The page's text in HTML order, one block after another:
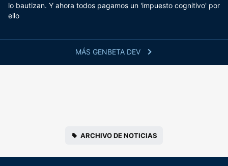
MÁS GENBETA DEV
lo bautizan. Y ahora todos pagamos un 'impuesto cognitivo' por
ello
ARCHIVO DE NOTICIAS